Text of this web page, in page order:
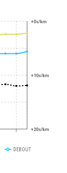
+0s/km
+10s/km
+20s/km
DEBOUT